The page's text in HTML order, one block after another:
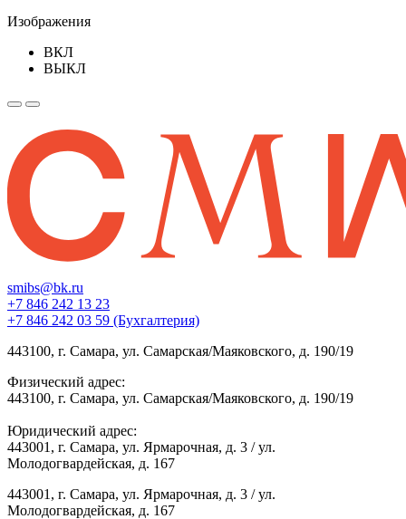
Изображения
ВКЛ
ВЫКЛ
smibs@bk.ru
+7 846 242 13 23
+7 846 242 03 59 (Бухгалтерия)
443100, г. Самара, ул. Самарская/Маяковского, д. 190/19
Физический адрес:
443100, г. Самара, ул. Самарская/Маяковского, д. 190/19
Юридический адрес:
443001, г. Самара, ул. Ярмарочная, д. 3 / ул.
Молодогвардейская, д. 167
443001, г. Самара, ул. Ярмарочная, д. 3 / ул.
Молодогвардейская, д. 167